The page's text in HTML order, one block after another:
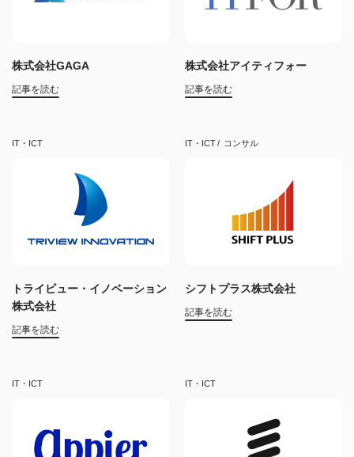
株式会社GAGA
記事を読む
株式会社アイティフォー
記事を読む
IT・ICT
トライビュー・イノベーション
株式会社
記事を読む
IT・ICT コンサル
シフトプラス株式会社
記事を読む
IT・ICT IT・ICT